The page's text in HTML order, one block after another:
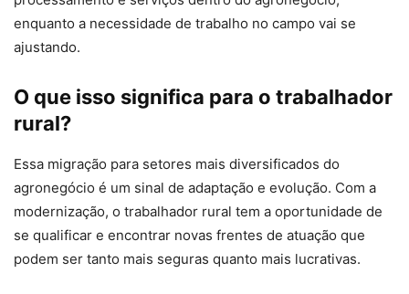
enquanto a necessidade de trabalho no campo vai se
ajustando.
O que isso significa para o trabalhador
rural?
Essa migração para setores mais diversificados do
agronegócio é um sinal de adaptação e evolução. Com a
modernização, o trabalhador rural tem a oportunidade de
se qualificar e encontrar novas frentes de atuação que
podem ser tanto mais seguras quanto mais lucrativas.